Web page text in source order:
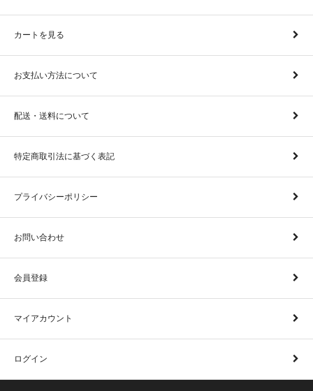
カートを見る
お支払い方法について
配送・送料について
特定商取引法に基づく表記
プライバシーポリシー
お問い合わせ
会員登録
マイアカウント
ログイン